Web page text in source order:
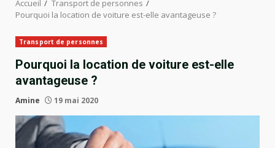
Accueil
Transport de personnes
Pourquoi la location de voiture est-elle avantageuse ?
Transport de personnes
Pourquoi la location de voiture est-elle
avantageuse ?
Amine 19 mai 2020